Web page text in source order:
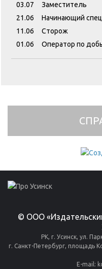
03.07
Заместитель
21.06
Начинающий
11.06
Сторож
01.06
Оператор по
© ООО
РК, г. Усинск, ул.
г. Санкт-Петербург, площадь
E-mail: